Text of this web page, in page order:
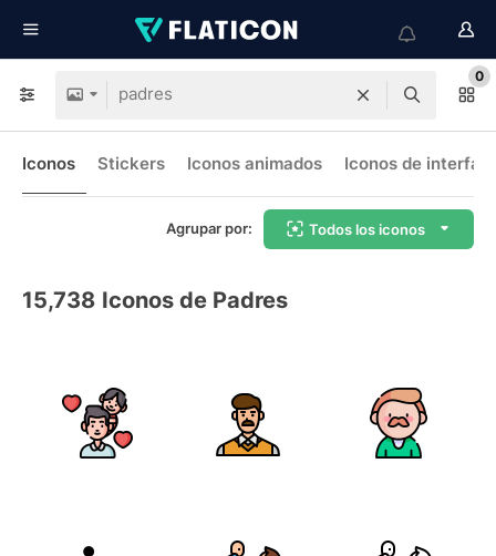
0
Iconos Stickers Iconos animados Iconos de interfaz
Agrupar por: Todos los iconos
15,738 Iconos de Padres